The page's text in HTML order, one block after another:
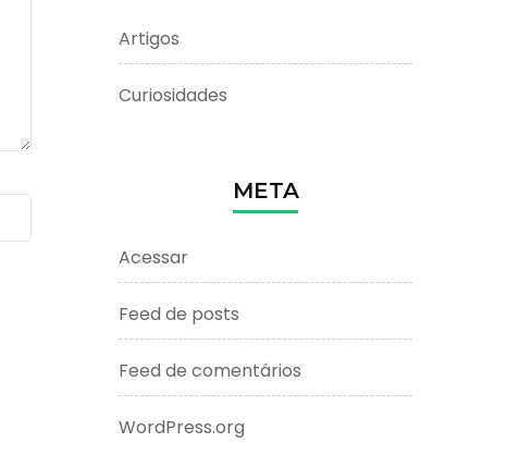
Artigos
Curiosidades
META
Acessar
Feed de posts
Feed de comentários
WordPress.org